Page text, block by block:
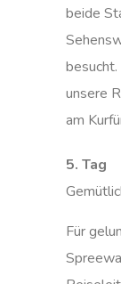
beide
unsere
am
5. Tag
Für